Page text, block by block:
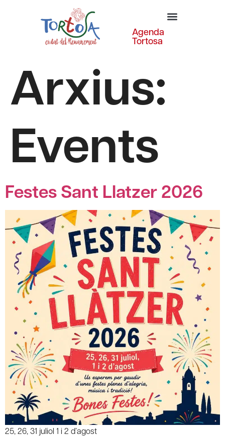
Agenda
Tortosa
Arxius:
Events
Festes Sant Llatzer 2026
25, 26, 31 juliol 1 i 2 d’agost